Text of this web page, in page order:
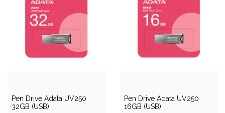
Pen Drive Adata UV250
32GB (USB)
Pen Drive Adata UV250
16GB (USB)